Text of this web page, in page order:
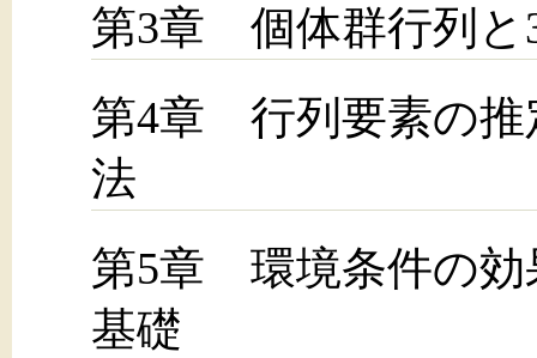
第3章 個体群行列と
第4章 行列要素の推
法
第5章 環境条件の
基礎